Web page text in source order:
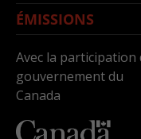
ÉMISSIONS
Avec la participation
gouvernement du
Canada